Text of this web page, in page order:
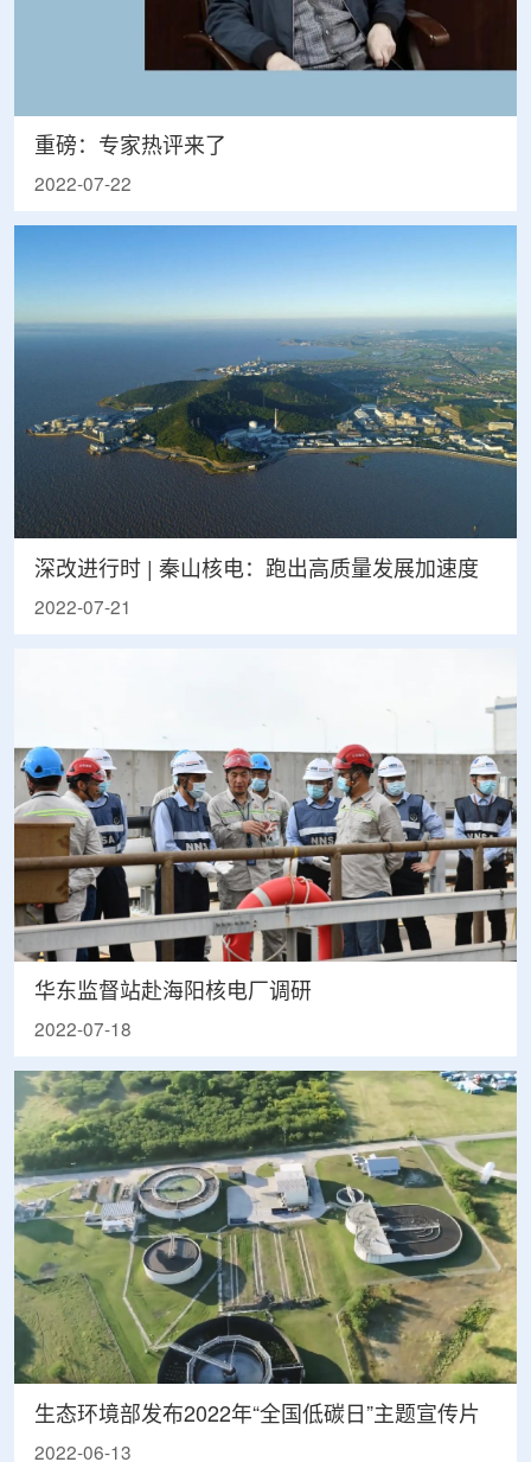
重磅：专家热评来了
2022-07-22
深改进行时 | 秦山核电：跑出高质量发展加速度
2022-07-21
华东监督站赴海阳核电厂调研
2022-07-18
生态环境部发布2022年“全国低碳日”主题宣传片
2022-06-13